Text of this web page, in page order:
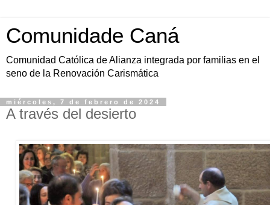
Comunidade Caná
Comunidad Católica de Alianza integrada por familias en el
seno de la Renovación Carismática
miércoles, 7 de febrero de 2024
A través del desierto